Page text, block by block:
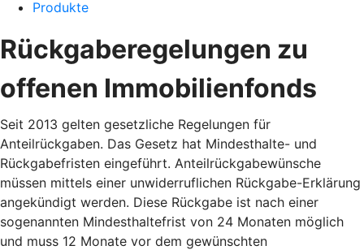
Produkte
Rückgaberegelungen zu
offenen Immobilienfonds
Seit 2013 gelten gesetzliche Regelungen für
Anteilrückgaben. Das Gesetz hat Mindesthalte- und
Rückgabefristen eingeführt. Anteilrückgabewünsche
müssen mittels einer unwiderruflichen Rückgabe-Erklärung
angekündigt werden. Diese Rückgabe ist nach einer
sogenannten Mindesthaltefrist von 24 Monaten möglich
und muss 12 Monate vor dem gewünschten